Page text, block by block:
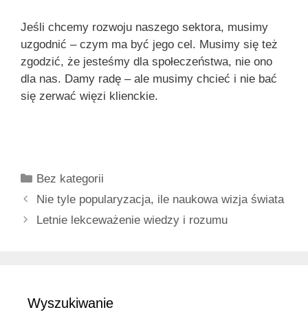
Jeśli chcemy rozwoju naszego sektora, musimy
uzgodnić – czym ma być jego cel. Musimy się też
zgodzić, że jesteśmy dla społeczeństwa, nie ono
dla nas. Damy radę – ale musimy chcieć i nie bać
się zerwać więzi klienckie.
Kategorie
Bez kategorii
Nie tyle popularyzacja, ile naukowa wizja świata
Letnie lekceważenie wiedzy i rozumu
Wyszukiwanie